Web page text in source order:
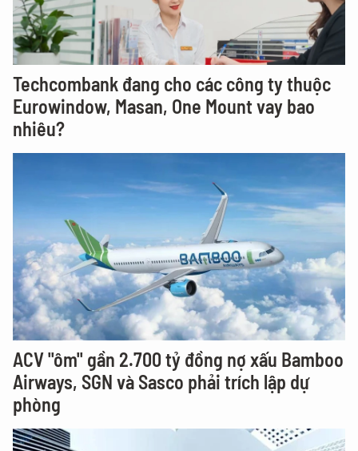
Techcombank đang cho các công ty thuộc
Eurowindow, Masan, One Mount vay bao
nhiêu?
ACV "ôm" gần 2.700 tỷ đồng nợ xấu Bamboo
Airways, SGN và Sasco phải trích lập dự
phòng